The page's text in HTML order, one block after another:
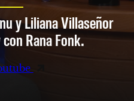
y Liliana Villaseñor
Rana Fonk.